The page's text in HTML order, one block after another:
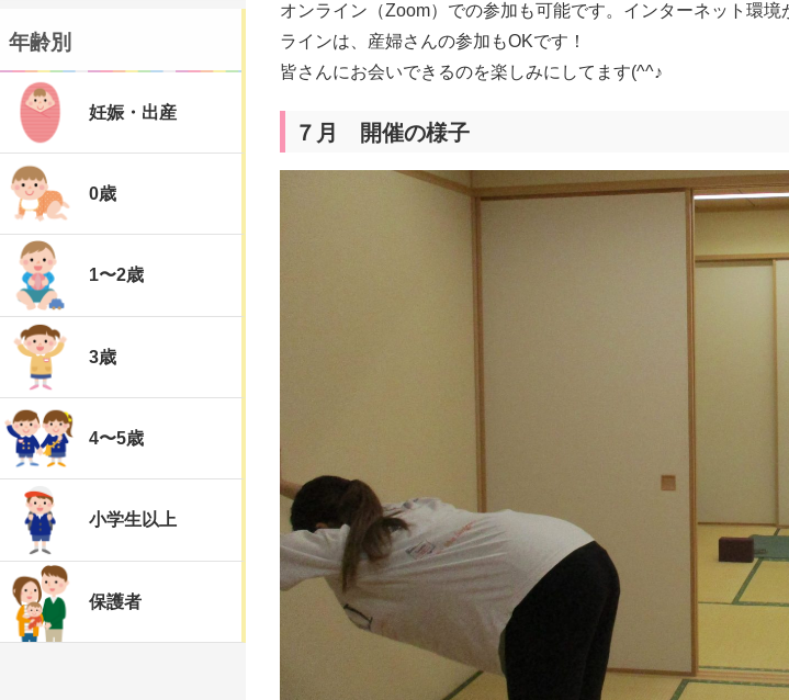
オンライン（Zoom）での参加も可能です。インターネット環
ラインは、産婦さんの参加もOKです！
皆さんにお会いできるのを楽しみにしてます(^^♪
７月 開催の様子
年齢別
妊娠・出産
0歳
1〜2歳
3歳
4〜5歳
小学生以上
保護者